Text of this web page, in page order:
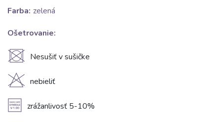
Farba: zelená
Ošetrovanie:
U Nesušiť v sušičke
H nebieliť
A zrážanlivosť 5-10%